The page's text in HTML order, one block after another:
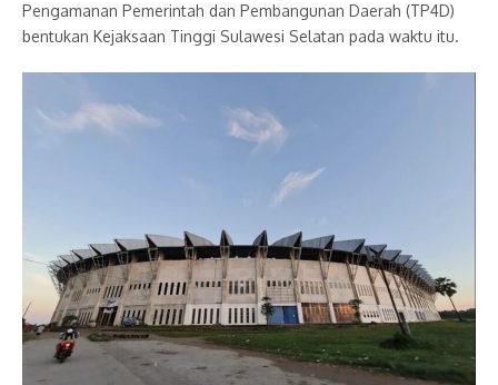
Pengamanan Pemerintah dan Pembangunan Daerah (TP4D)
bentukan Kejaksaan Tinggi Sulawesi Selatan pada waktu itu.